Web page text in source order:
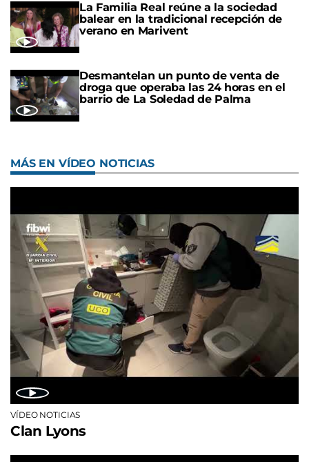
La Familia Real reúne a la sociedad
balear en la tradicional recepción de
verano en Marivent
Desmantelan un punto de venta de
droga que operaba las 24 horas en el
barrio de La Soledad de Palma
MÁS EN VÍDEO NOTICIAS
VÍDEO NOTICIAS
Clan Lyons